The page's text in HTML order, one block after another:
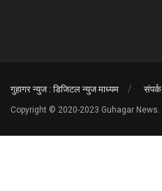
गुहागर न्युज : डिजिटल न्युज माध्यम संपर्क
Copyright © 2020-2023 Guhagar News.